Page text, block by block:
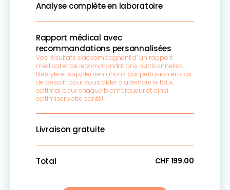
Analyse complète en laboratoire
Rapport médical avec
recommandations personnalisées
Vos résultats s’accompagnent d’ un rapport
médical et de recommandations nutritionnelles,
lifestyle et supplémentations par perfusion en cas
de besoin pour vous aider à atteindre le taux
optimal pour chaque biomarqueur et ainsi
optimiser votre santé!
Livraison gratuite
Total CHF 199.00